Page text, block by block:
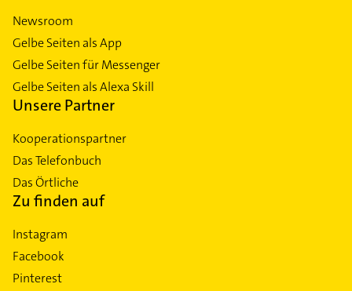
Newsroom
Gelbe Seiten als App
Gelbe Seiten für Messenger
Gelbe Seiten als Alexa Skill
Unsere Partner
Kooperationspartner
Das Telefonbuch
Das Örtliche
Zu finden auf
Instagram
Facebook
Pinterest